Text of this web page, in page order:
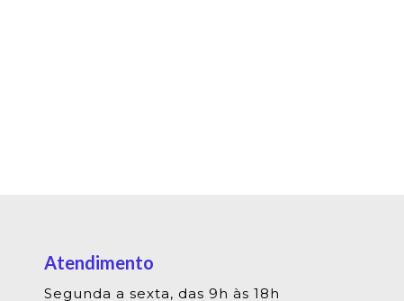
Atendimento
Segunda a sexta, das 9h às 18h